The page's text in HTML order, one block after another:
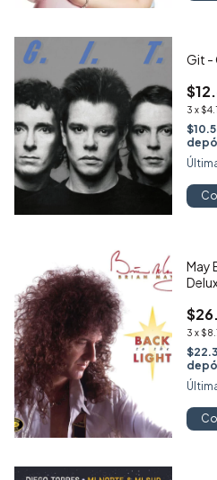
Git -
3 x
May
3 x